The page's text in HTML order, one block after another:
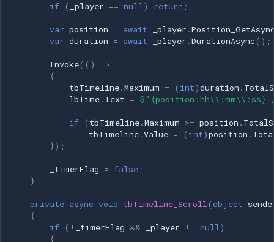
if ( _player == null) return ;
var position = await _player .
var duration = await _player .DurationAsync ();
Invoke(()
=>
{
tbTimeline.Maximum = ( int)duration .
lbTime. Text = $"{position:hh\\:mm\\:ss}
if ( tbTimeline.Maximum >= position .
tbTimeline.Value = ( int)position .
});
_timerFlag = false ;
}
private async void tbTimeline_Scroll (object
{
if
( ! _timerFlag && _player != null)
{